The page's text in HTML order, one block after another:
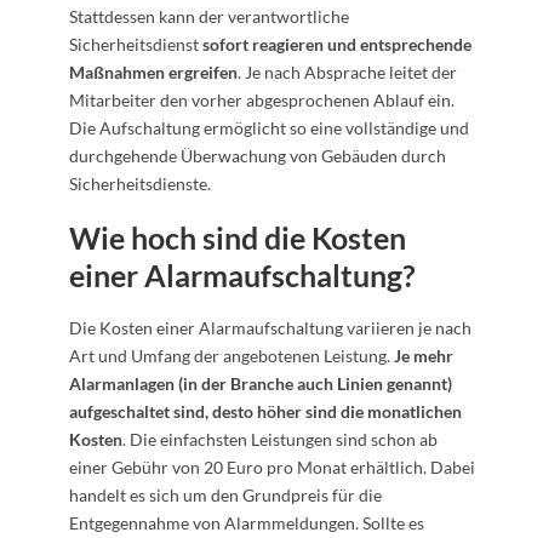
Stattdessen kann der verantwortliche
Sicherheitsdienstsofort reagieren und entsprechende
Maßnahmen ergreifen. Je nach Absprache leitet der
Mitarbeiter den vorher abgesprochenen Ablauf ein.
Die Aufschaltung ermöglicht so eine vollständige und
durchgehende Überwachung von Gebäuden durch
Sicherheitsdienste.
Wie hoch sind die Kosten
einer Alarmaufschaltung?
Die Kosten einer Alarmaufschaltung variieren je nach
Art und Umfang der angebotenen Leistung.Je mehr
Alarmanlagen (in der Branche auch Linien genannt)
aufgeschaltet sind, desto höher sind die monatlichen
Kosten. Die einfachsten Leistungen sind schon ab
einer Gebühr von 20 Euro pro Monat erhältlich. Dabei
handelt es sich um den Grundpreis für die
Entgegennahme von Alarmmeldungen. Sollte es